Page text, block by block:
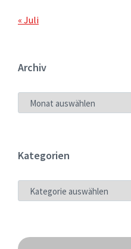
« Juli
Archiv
ARCHIV
Kategorien
KATEGORIEN